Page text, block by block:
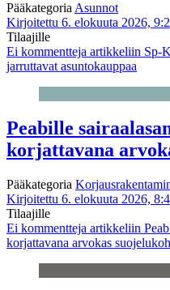
Pääkategoria Asunnot
Kirjoitettu 6. elokuuta 2026,
Tilaajille
Ei kommentteja artikkeliin Sp-
jarruttavat asuntokauppaa
Peabille
korjattavana
Pääkategoria
Kirjoitettu 6. elokuuta 2026,
Tilaajille
Ei kommentteja artikkeliin
korjattavana arvokas